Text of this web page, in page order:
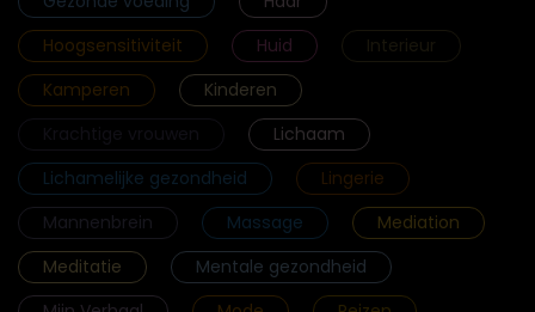
Hoogsensitiviteit
Huid
Interieur
Kamperen
Kinderen
Lichaam
Lichamelijke gezondheid
Lingerie
Mannenbrein
Massage
Mediation
Meditatie
Mentale gezondheid